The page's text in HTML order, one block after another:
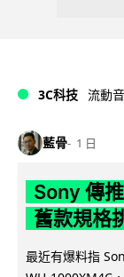
3C科技 流動
藍骨 1 日
Sony 傳
舊款規格
最近有爆料指